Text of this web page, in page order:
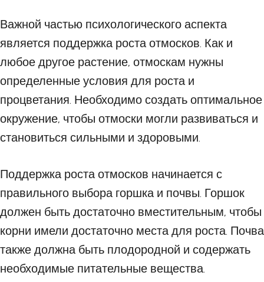
Важной частью психологического аспекта
является поддержка роста отмосков. Как и
любое другое растение, отмоскам нужны
определенные условия для роста и
процветания. Необходимо создать оптимальное
окружение, чтобы отмоски могли развиваться и
становиться сильными и здоровыми.
Поддержка роста отмосков начинается с
правильного выбора горшка и почвы. Горшок
должен быть достаточно вместительным, чтобы
корни имели достаточно места для роста. Почва
также должна быть плодородной и содержать
необходимые питательные вещества.